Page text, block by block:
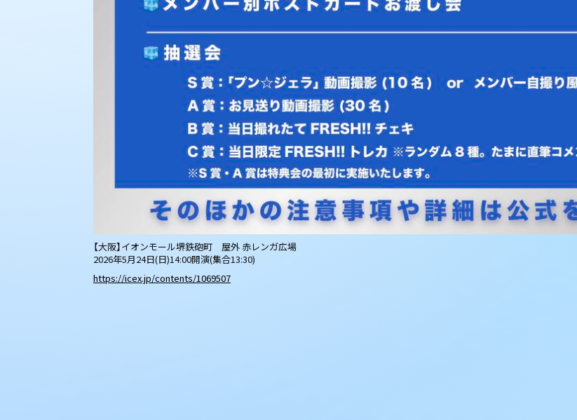
【大阪】イオンモール堺鉄砲町 屋外 赤レンガ広場
2026年5月24日(日)14:00開演(集合13:30)
https://icex.jp/contents/1069507